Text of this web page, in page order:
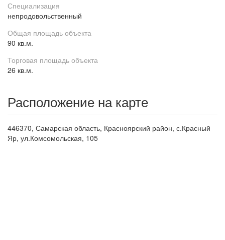
Специализация
непродовольственный
Общая площадь объекта
90 кв.м.
Торговая площадь объекта
26 кв.м.
Расположение на карте
446370, Самарская область, Красноярский район, с.Красный
Яр, ул.Комсомольская, 105